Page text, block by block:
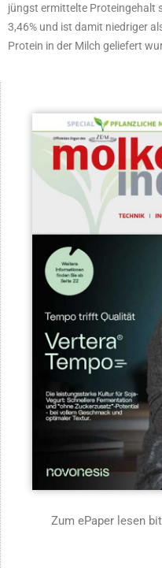
jüngst ermittelte Proteingehalt
3,46% und ist damit niedriger
Protein in der Milch geliefert
Zum ePaper lesen